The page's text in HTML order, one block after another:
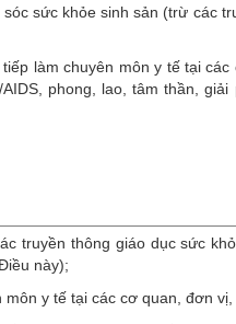
sóc sức khỏe sinh sản (trừ các
làm chuyên môn y tế tại
phong, lao, tâm thần,
truyền thông giáo dục sức
này);
môn y tế tại các cơ quan, đơn